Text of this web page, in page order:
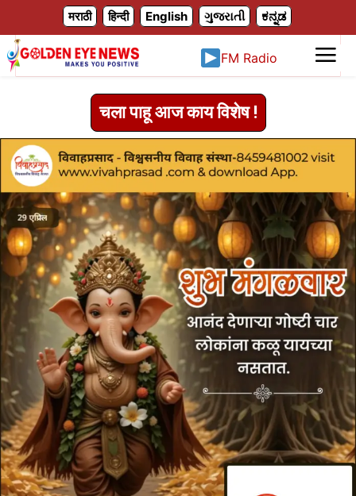
मराठी हिन्दी English ગુજરાતી ಕನ್ನಡ
FM Radio
चला पाहू आज काय विशेष !